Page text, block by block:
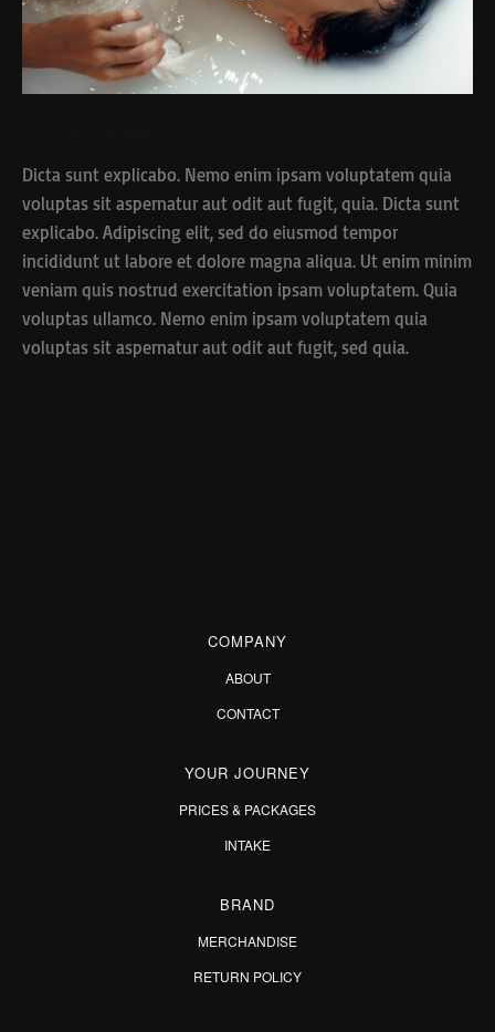
Dicta sunt explicabo. Nemo enim ipsam voluptatem quia
voluptas sit aspernatur aut odit aut fugit, quia. Dicta sunt
explicabo. Adipiscing elit, sed do eiusmod tempor
incididunt ut labore et dolore magna aliqua. Ut enim minim
veniam quis nostrud exercitation ipsam voluptatem. Quia
voluptas ullamco. Nemo enim ipsam voluptatem quia
voluptas sit aspernatur aut odit aut fugit, sed quia.
COMPANY
ABOUT
CONTACT
YOUR JOURNEY
PRICES & PACKAGES
INTAKE
BRAND
MERCHANDISE
RETURN POLICY